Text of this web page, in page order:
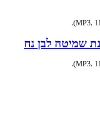
שמיטה לבן נח